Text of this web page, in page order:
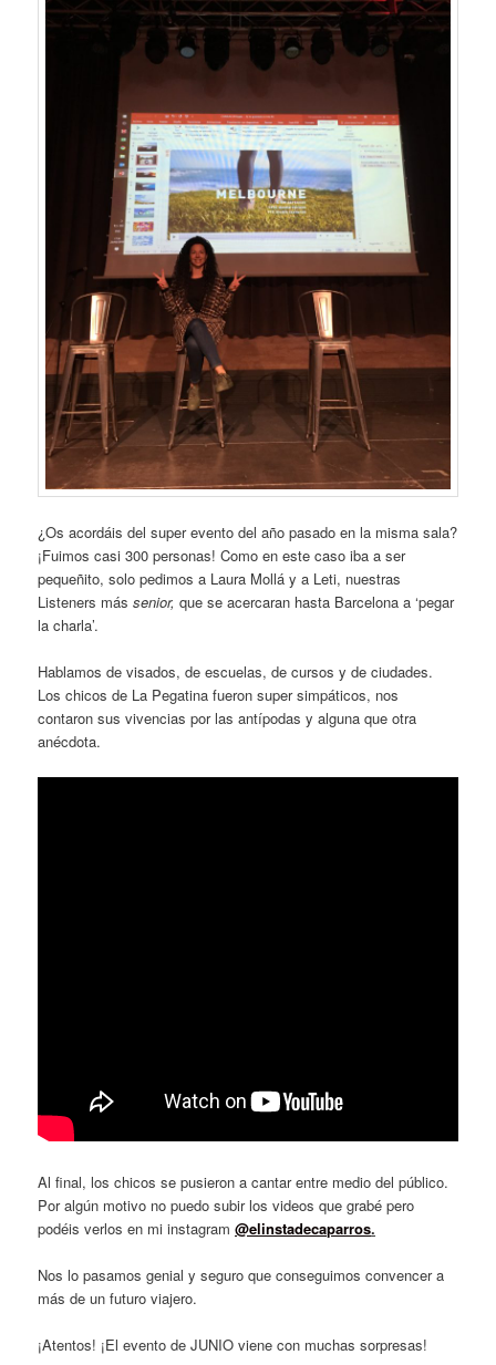
¿Os acordáis del super evento del año pasado en la misma sala?
¡Fuimos casi 300 personas! Como en este caso iba a ser
pequeñito, solo pedimos a Laura Mollá y a Leti, nuestras
Listeners mássenior,que se acercaran hasta Barcelona a ‘pegar
la charla’.
Hablamos de visados, de escuelas, de cursos y de ciudades.
Los chicos de La Pegatina fueron super simpáticos, nos
contaron sus vivencias por las antípodas y alguna que otra
anécdota.
Al final, los chicos se pusieron a cantar entre medio del público.
Por algún motivo no puedo subir los videos que grabé pero
podéis verlos en mi instagram@elinstadecaparros.
Nos lo pasamos genial y seguro que conseguimos convencer a
más de un futuro viajero.
¡Atentos! ¡El evento de JUNIO viene con muchas sorpresas!